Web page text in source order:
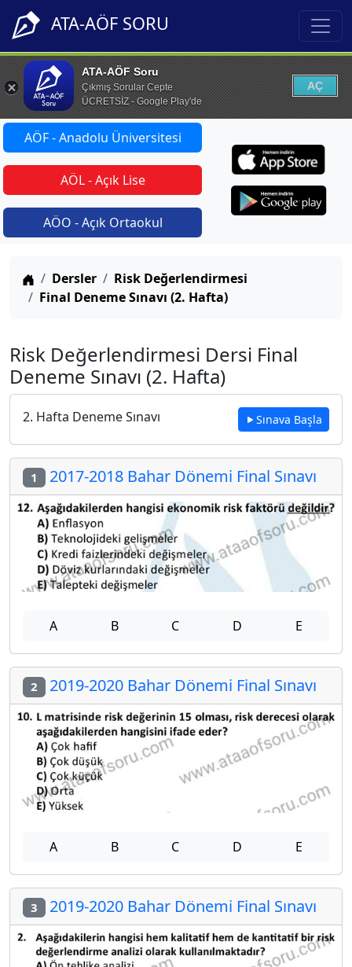
ATA-AÖF SORU
ATA-AÖF Soru
Çıkmış Sorular Cepte
ÜCRETSİZ - Google Play'de
AÇ
AÖF - Anadolu Üniversitesi
AÖL - Açık Lise
AÖO - Açık Ortaokul
Anasayfa
Dersler
Risk Değerlendirmesi
Final Deneme Sınavı (2. Hafta)
Risk Değerlendirmesi Dersi Final
Deneme Sınavı (2. Hafta)
2. Hafta Deneme Sınavı Sınava Başla
1 2017-2018 Bahar Dönemi Final Sınavı
A B C D E
2 2019-2020 Bahar Dönemi Final Sınavı
A B C D E
3 2019-2020 Bahar Dönemi Final Sınavı